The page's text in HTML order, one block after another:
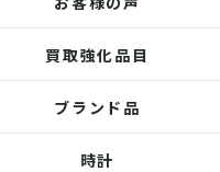
買取強化品目
ブランド品
時計